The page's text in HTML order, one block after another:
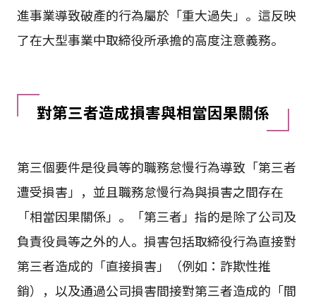
進事業導致破產的行為屬於「重大過失」。這反映
了在大型事業中取締役所承擔的高度注意義務。
對第三者造成損害與相當因果關係
第三個要件是役員等的職務怠慢行為導致「第三者
遭受損害」，並且職務怠慢行為與損害之間存在
「相當因果關係」。「第三者」指的是除了公司及
負責役員等之外的人。損害包括取締役行為直接對
第三者造成的「直接損害」（例如：詐欺性推
銷），以及通過公司損害間接對第三者造成的「間